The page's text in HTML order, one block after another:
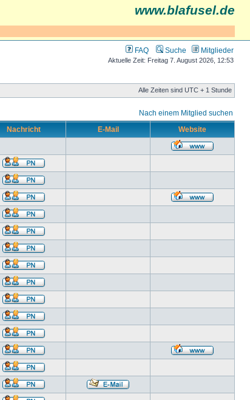
www.blafusel.de
FAQ Suche Mitglieder
Aktuelle Zeit: Freitag 7. August 2026, 12:53
Alle Zeiten sind UTC + 1 Stunde
Nach einem Mitglied suchen
Nachricht E-Mail Website